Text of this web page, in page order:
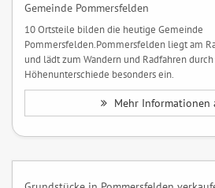
Gemeinde Pommersfelden
10 Ortsteile bilden die heutige Gemeinde
Pommersfelden.Pommersfelden liegt am
und lädt zum Wandern und Radfahren
Höhenunterschiede besonders ein.
Mehr Informationen